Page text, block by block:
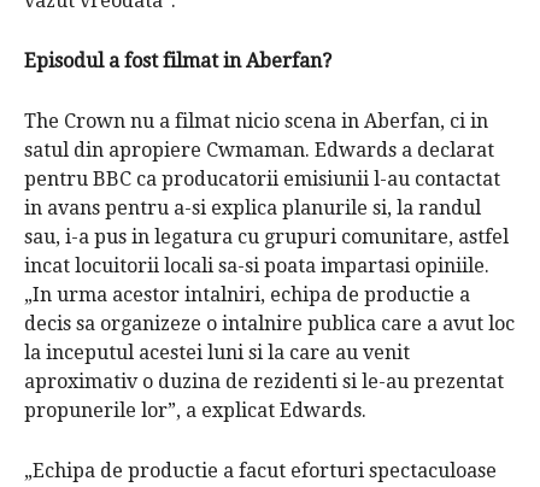
Episodul a fost filmat in Aberfan?
The Crown nu a filmat nicio scena in Aberfan, ci in
satul din apropiere Cwmaman. Edwards a declarat
pentru BBC ca producatorii emisiunii l-au contactat
in avans pentru a-si explica planurile si, la randul
sau, i-a pus in legatura cu grupuri comunitare, astfel
incat locuitorii locali sa-si poata impartasi opiniile.
„In urma acestor intalniri, echipa de productie a
decis sa organizeze o intalnire publica care a avut loc
la inceputul acestei luni si la care au venit
aproximativ o duzina de rezidenti si le-au prezentat
propunerile lor”, a explicat Edwards.
„Echipa de productie a facut eforturi spectaculoase